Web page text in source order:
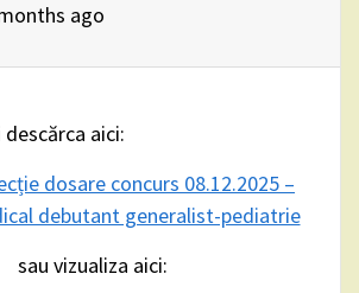
ago
aici:
dosare concurs 08.12.2025 –
debutant generalist-pediatrie
sau vizualiza aici: